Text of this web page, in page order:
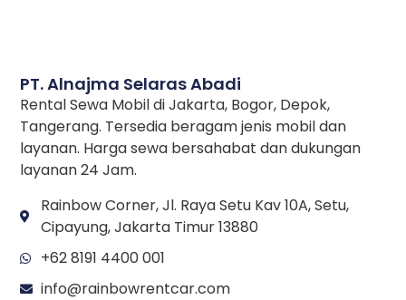
PT. Alnajma Selaras Abadi
Rental Sewa Mobil di Jakarta, Bogor, Depok,
Tangerang. Tersedia beragam jenis mobil dan
layanan. Harga sewa bersahabat dan dukungan
layanan 24 Jam.
Rainbow Corner, Jl. Raya Setu Kav 10A, Setu,
Cipayung, Jakarta Timur 13880
+62 8191 4400 001
info@rainbowrentcar.com